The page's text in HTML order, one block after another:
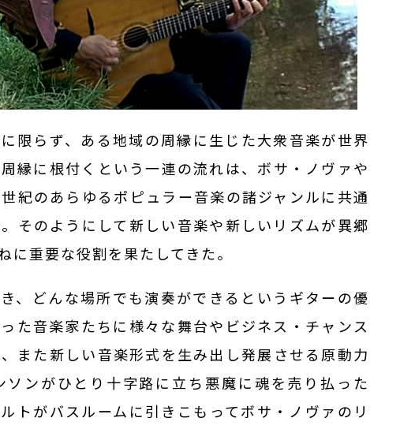
限らず、ある地域の周縁に生じた大衆音楽が世界
縁に根付くという一連の流れは、ボサ・ノヴァや
紀のあらゆるポピュラー音楽の諸ジャンルに共通
そのようにして新しい音楽や新しいリズムが異郷
重要な役割を果たしてきた。
、どんな場所でも演奏ができるというギターの優
た音楽家たちに様々な舞台やビジネス・チャンス
また新しい音楽形式を生み出し発展させる原動力
ンがひとり十字路に立ち悪魔に魂を売り払った
トがバスルームに引きこもってボサ・ノヴァのリ